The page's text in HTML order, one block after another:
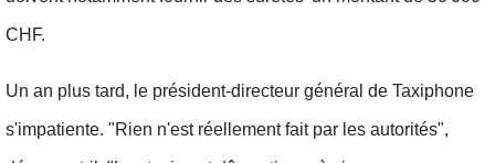
CHF.
Un an plus tard, le président-directeur général de Taxiphone
s'impatiente. "Rien n'est réellement fait par les autorités",